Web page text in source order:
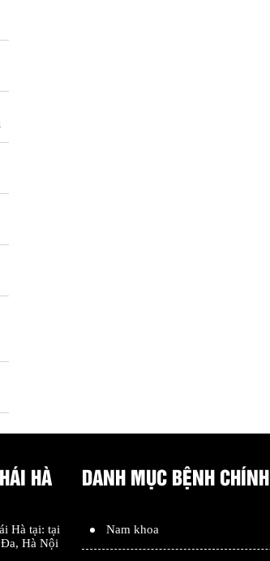
HÀ
Hà tại: tại
, Hà Nội
DANH MỤC BỆNH CHÍNH
Nam khoa